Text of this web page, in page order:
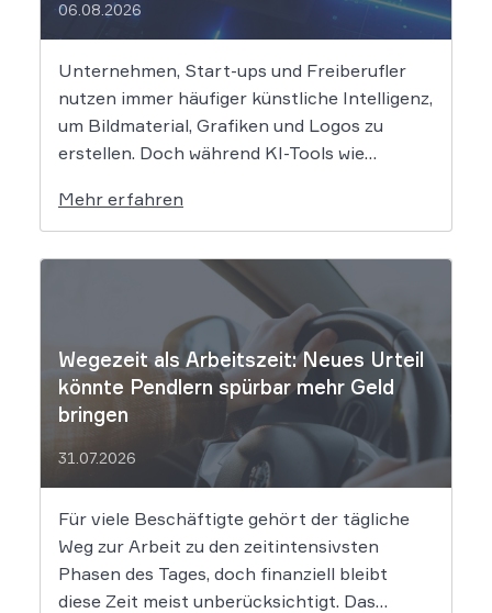
06.08.2026
Unternehmen, Start-ups und Freiberufler
nutzen immer häufiger künstliche Intelligenz,
um Bildmaterial, Grafiken und Logos zu
erstellen. Doch während KI-Tools wie
Sekundenschnelle beeindruckende
Ergebnisse liefern, wirft der Einsatz von
Algorithmen in der Kreativbranche
komplexe juristische Fragen auf. Das
Urheberrecht, das Markenrecht und das
Patentrecht […]
Mehr erfahren
Wegezeit als Arbeitszeit: Neues Urteil
könnte Pendlern spürbar mehr Geld
bringen
31.07.2026
Für viele Beschäftigte gehört der tägliche
Weg zur Arbeit zu den zeitintensivsten
Phasen des Tages, doch finanziell bleibt
diese Zeit meist unberücksichtigt. Das